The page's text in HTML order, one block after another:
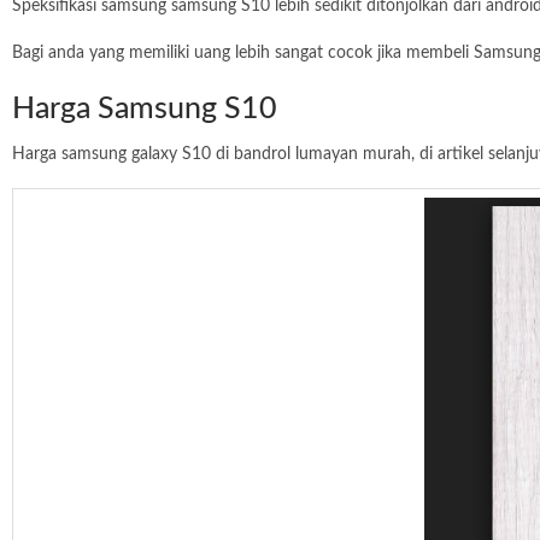
Speksifikasi samsung samsung S10 lebih sedikit ditonjolkan dari
Bagi anda yang memiliki uang lebih sangat cocok jika membeli
Harga Samsung S10
Harga samsung galaxy S10 di bandrol lumayan murah, di artikel